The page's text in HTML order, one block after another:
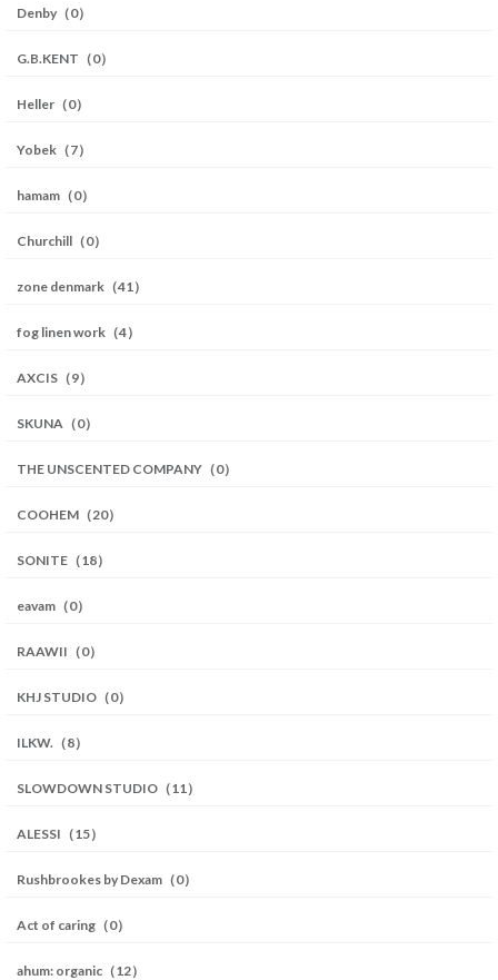
Denby（0）
G.B.KENT（0）
Heller（0）
Yobek（7）
hamam（0）
Churchill（0）
zone denmark（41）
fog linen work（4）
AXCIS（9）
SKUNA（0）
THE UNSCENTED COMPANY（0）
COOHEM（20）
SONITE（18）
eavam（0）
RAAWII（0）
KHJ STUDIO（0）
ILKW.（8）
SLOWDOWN STUDIO（11）
ALESSI（15）
Rushbrookes by Dexam（0）
Act of caring（0）
ahum: organic（12）